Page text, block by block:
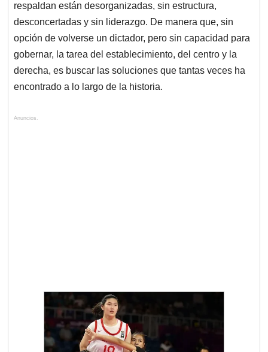
respaldan están desorganizadas, sin estructura,
desconcertadas y sin liderazgo. De manera que, sin
opción de volverse un dictador, pero sin capacidad para
gobernar, la tarea del establecimiento, del centro y la
derecha, es buscar las soluciones que tantas veces ha
encontrado a lo largo de la historia.
Anuncios.